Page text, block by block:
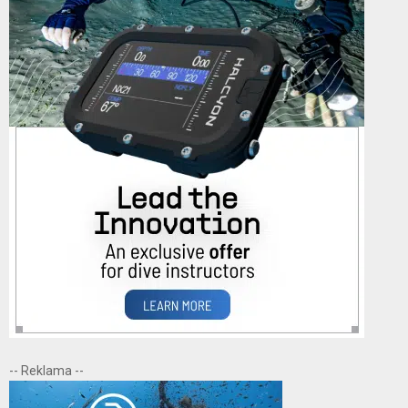
-- Reklama --